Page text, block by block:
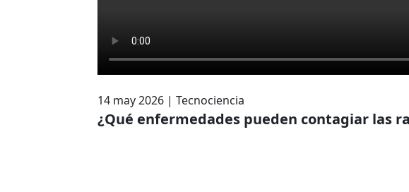
14 may 2026 | Tecnociencia
¿Qué enfermedades pueden contagiar las